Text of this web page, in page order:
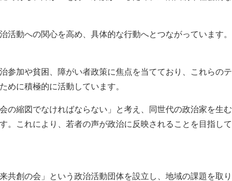
活動への関心を高め、具体的な行動へとつながっています。
参加や貧困、障がい者政策に焦点を当てており、これらのテ
めに積極的に活動しています。
の縮図でなければならない」と考え、同世代の政治家を生む
。これにより、若者の声が政治に反映されることを目指して
共創の会」という政治活動団体を設立し、地域の課題を取り